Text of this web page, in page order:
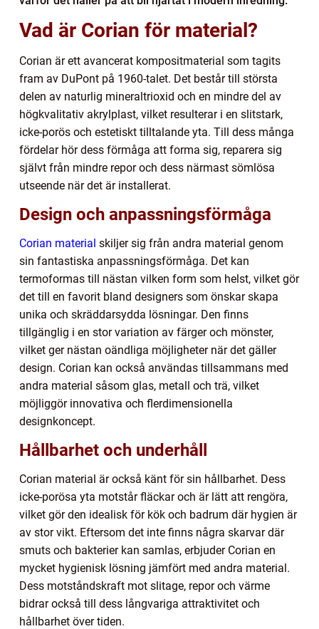
Vad är Corian för material?
Corian är ett avancerat kompositmaterial som tagits
fram av DuPont på 1960-talet. Det består till största
delen av naturlig mineraltrioxid och en mindre del av
högkvalitativ akrylplast, vilket resulterar i en slitstark,
icke-porös och estetiskt tilltalande yta. Till dess många
fördelar hör dess förmåga att forma sig, reparera sig
självt från mindre repor och dess närmast sömlösa
utseende när det är installerat.
Design och anpassningsförmåga
Corian material skiljer sig från andra material genom
sin fantastiska anpassningsförmåga. Det kan
termoformas till nästan vilken form som helst, vilket gör
det till en favorit bland designers som önskar skapa
unika och skräddarsydda lösningar. Den finns
tillgänglig i en stor variation av färger och mönster,
vilket ger nästan oändliga möjligheter när det gäller
design. Corian kan också användas tillsammans med
andra material såsom glas, metall och trä, vilket
möjliggör innovativa och flerdimensionella
designkoncept.
Hållbarhet och underhåll
Corian material är också känt för sin hållbarhet. Dess
icke-porösa yta motstår fläckar och är lätt att rengöra,
vilket gör den idealisk för kök och badrum där hygien är
av stor vikt. Eftersom det inte finns några skarvar där
smuts och bakterier kan samlas, erbjuder Corian en
mycket hygienisk lösning jämfört med andra material.
Dess motståndskraft mot slitage, repor och värme
bidrar också till dess långvariga attraktivitet och
hållbarhet över tiden.